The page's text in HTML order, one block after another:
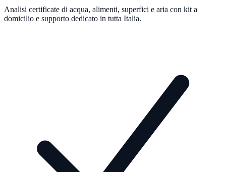
Analisi certificate di acqua, alimenti, superfici e aria con kit a
domicilio e supporto dedicato in tutta Italia.